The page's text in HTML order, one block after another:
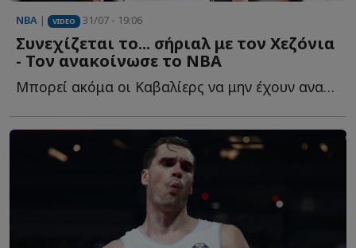
NBA | VIDEO 31/07 - 19:06
Συνεχίζεται το... σήριαλ με τον Χεζόνια
- Τον ανακοίνωσε το ΝΒΑ
Μπορεί ακόμα οι Καβαλίερς να μην έχουν ανακοινώσει τ...